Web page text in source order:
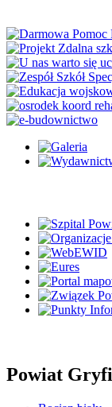
Powiat